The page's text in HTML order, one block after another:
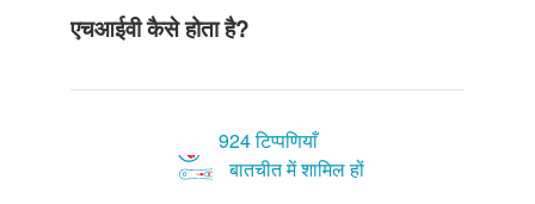
एचआईवी कैसे होता है?
924 टिप्पणियाँ
बातचीत में शामिल हों